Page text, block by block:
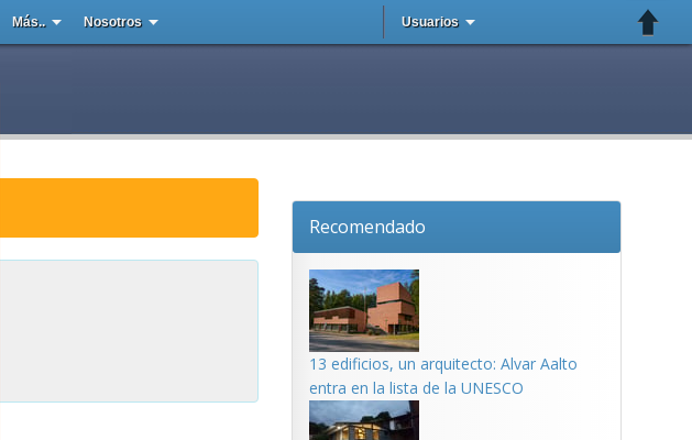
Más.. Nosotros Usuarios
Recomendado
13 edificios, un arquitecto: Alvar Aalto
entra en la lista de la UNESCO